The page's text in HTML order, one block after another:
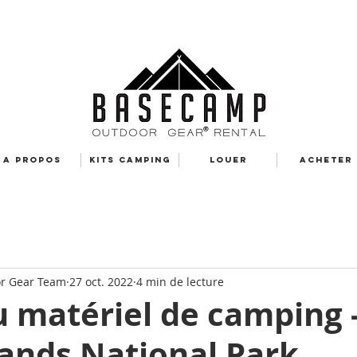
A PROPOS KITS CAMPING LOUER ACHETER
matériel de camping
Gear Team 27 oct. 2022 4 min de lecture